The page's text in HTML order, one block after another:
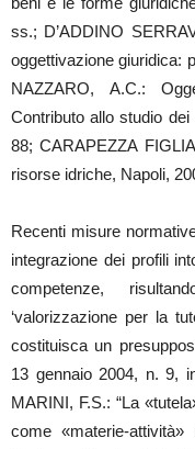
ss.; D’ADDINO
oggettivazione giuridica:
NAZZARO, A.C.:
Contributo allo studio
88; CARAPEZZA
risorse idriche, Napoli,
Recenti misure
integrazione dei profili
competenze,
‘valorizzazione per la
costituisca un
13 gennaio 2004, n. 9,
MARINI, F.S.: “La
come «materie-